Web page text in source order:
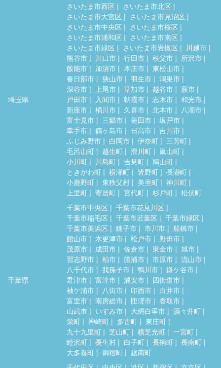
埼玉県
さいたま市西区
さいたま市北区
さいたま市大宮区
さいたま市見沼区
さいたま市中央区
さいたま市桜区
さいたま市浦和区
さいたま市南区
さいたま市緑区
さいたま市岩槻区
川越市
熊谷市
川口市 行田市 秩父市
所沢市
飯能市
加須市 本庄市
東松山市
春日部市
狭山市 羽生市
鴻巣市
深谷市
上尾市 草加市 越谷市
蕨市
戸田市
入間市 朝霞市 志木市
和光市
新座市
桶川市 久喜市 北本市
八潮市
富士見市
三郷市 蓮田市
坂戸市
幸手市
鶴ヶ島市 日高市
吉川市
ふじみ野市
白岡市 伊奈町
三芳町
毛呂山町
越生町 滑川町
嵐山町
小川町
川島町 吉見町
鳩山町
ときがわ町
横瀬町 皆野町
長瀞町
小鹿野町
東秩父村 美里町
神川町
上里町
寄居町 宮代町 杉戸町 松伏町
千葉県
千葉市中央区
千葉市花見川区
千葉市稲毛区
千葉市若葉区
千葉市緑区
千葉市美浜区
銚子市 市川市
船橋市
館山市
木更津市 松戸市
野田市
茂原市
成田市 佐倉市 東金市
旭市
習志野市
柏市 勝浦市 市原市
流山市
八千代市
我孫子市 鴨川市
鎌ケ谷市
君津市
富津市 浦安市
四街道市
袖ケ浦市
八街市 印西市
白井市
富里市
南房総市 匝瑳市
香取市
山武市
いすみ市 大網白里市
酒々井町
栄町
神崎町 多古町
東庄町
九十九里町
芝山町 横芝光町
一宮町
睦沢町
長生村 白子町 長柄町
長南町
大多喜町
御宿町
鋸南町